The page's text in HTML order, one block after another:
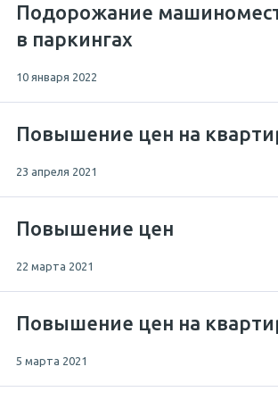
Подорожание
в паркингах
10 января 2022
Повышение цен на
23 апреля 2021
Повышение цен
22 марта 2021
Повышение цен на
5 марта 2021